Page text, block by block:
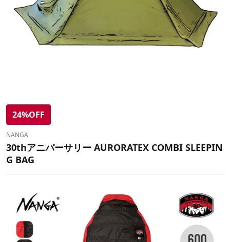
24%OFF
NANGA
30thアニバーサリー AURORATEX COMBI SLEEPIN
G BAG